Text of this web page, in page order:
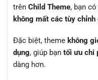
trên Child Theme, bạn
không mất các tùy
Đặc biệt, theme không
dụng, giúp bạn tối ưu chi
dàng hơn.